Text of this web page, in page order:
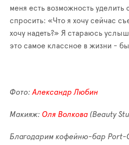
меня есть возможность уделить
спросить: «Что я хочу сейчас
хочу надеть?» Я стараюсь
это самое классное в жизни -
Фото:Александр Любин
Макияж: Оля Волкова (Beauty
Благодарим кофейню-бар Port-